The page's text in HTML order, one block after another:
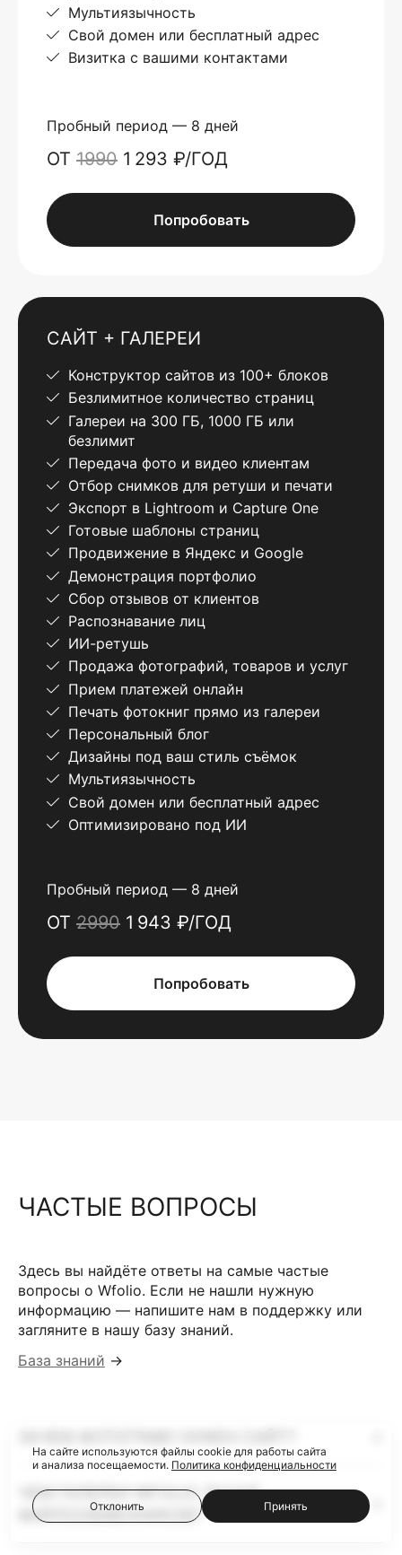
Мультиязычность
Свой домен или бесплатный адрес
Визитка с вашими контактами
Пробный период — 8 дней
ОТ 1990 1 293 ₽/ГОД
Попробовать
САЙТ + ГАЛЕРЕИ
Конструктор сайтов из 100+ блоков
Безлимитное количество страниц
Галереи на 300 ГБ, 1000 ГБ или
безлимит
Передача фото и видео клиентам
Отбор снимков для ретуши и печати
Экспорт в Lightroom и Capture One
Готовые шаблоны страниц
Продвижение в Яндекс и Google
Демонстрация портфолио
Сбор отзывов от клиентов
Распознавание лиц
ИИ-ретушь
Продажа фотографий, товаров и услуг
Прием платежей онлайн
Печать фотокниг прямо из галереи
Персональный блог
Дизайны под ваш стиль съёмок
Мультиязычность
Свой домен или бесплатный адрес
Оптимизировано под ИИ
Пробный период — 8 дней
ОТ 2990 1 943 ₽/ГОД
Попробовать
ЧАСТЫЕ ВОПРОСЫ
Здесь вы найдёте ответы на самые частые
вопросы о Wfolio. Если не нашли нужную
информацию — напишите нам в поддержку или
загляните в нашу базу знаний.
База знаний →
ЧЕМ ГАЛЕРЕИ WFOLIO ЛУЧШЕ
ФАЙЛООБМЕННИКОВ?
На сайте используются файлы cookie для работы сайта
и анализа посещаемости. Политика конфиденциальности
Отклонить Принять